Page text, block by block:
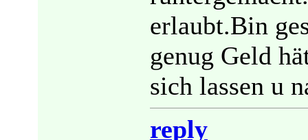
erlaubt.Bin
genug Geld
sich lassen u
reply